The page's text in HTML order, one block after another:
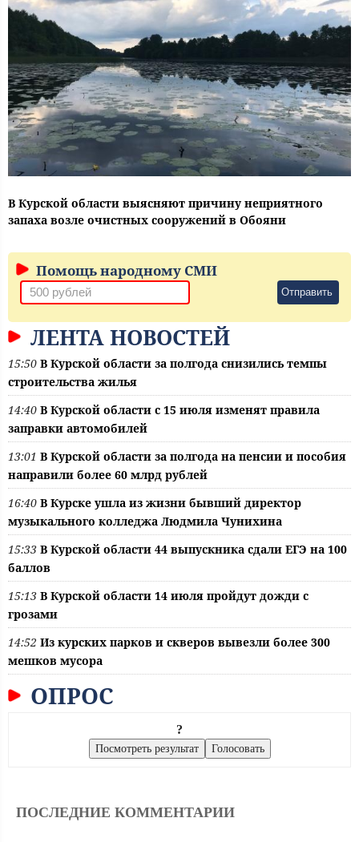
В Курской области выясняют причину неприятного
запаха возле очистных сооружений в Обояни
Помощь народному СМИ
Отправить
ЛЕНТА НОВОСТЕЙ
15:50 В Курской области за полгода снизились темпы
строительства жилья
14:40 В Курской области с 15 июля изменят правила
заправки автомобилей
13:01 В Курской области за полгода на пенсии и пособия
направили более 60 млрд рублей
16:40 В Курске ушла из жизни бывший директор
музыкального колледжа Людмила Чунихина
15:33 В Курской области 44 выпускника сдали ЕГЭ на 100
баллов
15:13 В Курской области 14 июля пройдут дожди с
грозами
14:52 Из курских парков и скверов вывезли более 300
мешков мусора
ОПРОС
?
ПОСЛЕДНИЕ КОММЕНТАРИИ